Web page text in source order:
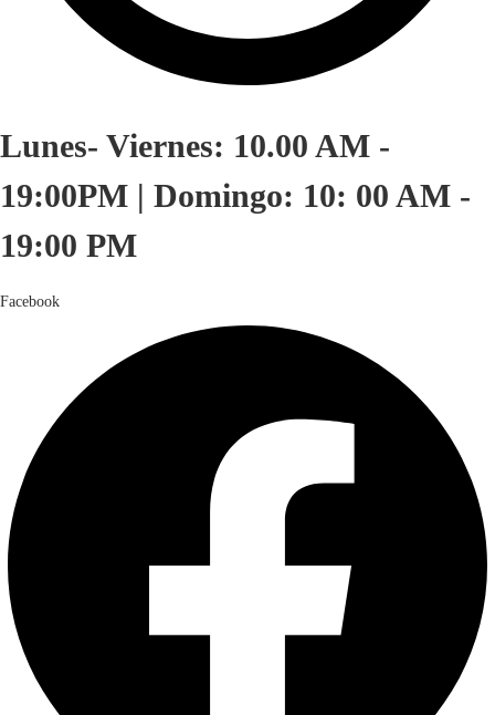
Lunes- Viernes: 10.00 AM -
19:00PM | Domingo: 10: 00 AM -
19:00 PM
Facebook